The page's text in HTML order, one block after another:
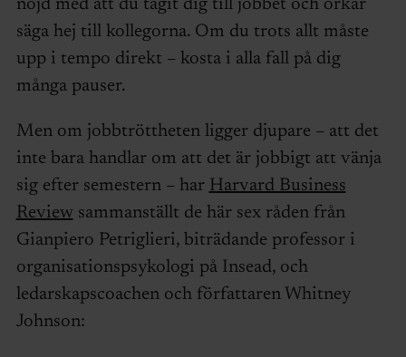
nöjd med att du tagit dig till jobbet och orkar
säga hej till kollegorna. Om du trots allt måste
upp i tempo direkt – kosta i alla fall på dig
många pauser.
Men om jobbtröttheten ligger djupare – att det
inte bara handlar om att det är jobbigt att vänja
sig efter semestern – har Harvard Business
Review sammanställt de här sex råden från
Gianpiero Petriglieri, biträdande professor i
organisationspsykologi på Insead, och
ledarskapscoachen och författaren Whitney
Johnson: